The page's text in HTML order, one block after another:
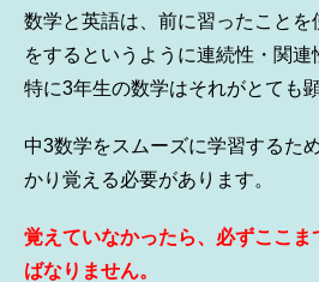
数学と英語は、前に習ったことを
をするというように連続性・関連
特に3年生の数学はそれがとても
中3数学をスムーズに学習するた
かり覚える必要があります。
覚えていなかったら、必ずここ
ばなりません。